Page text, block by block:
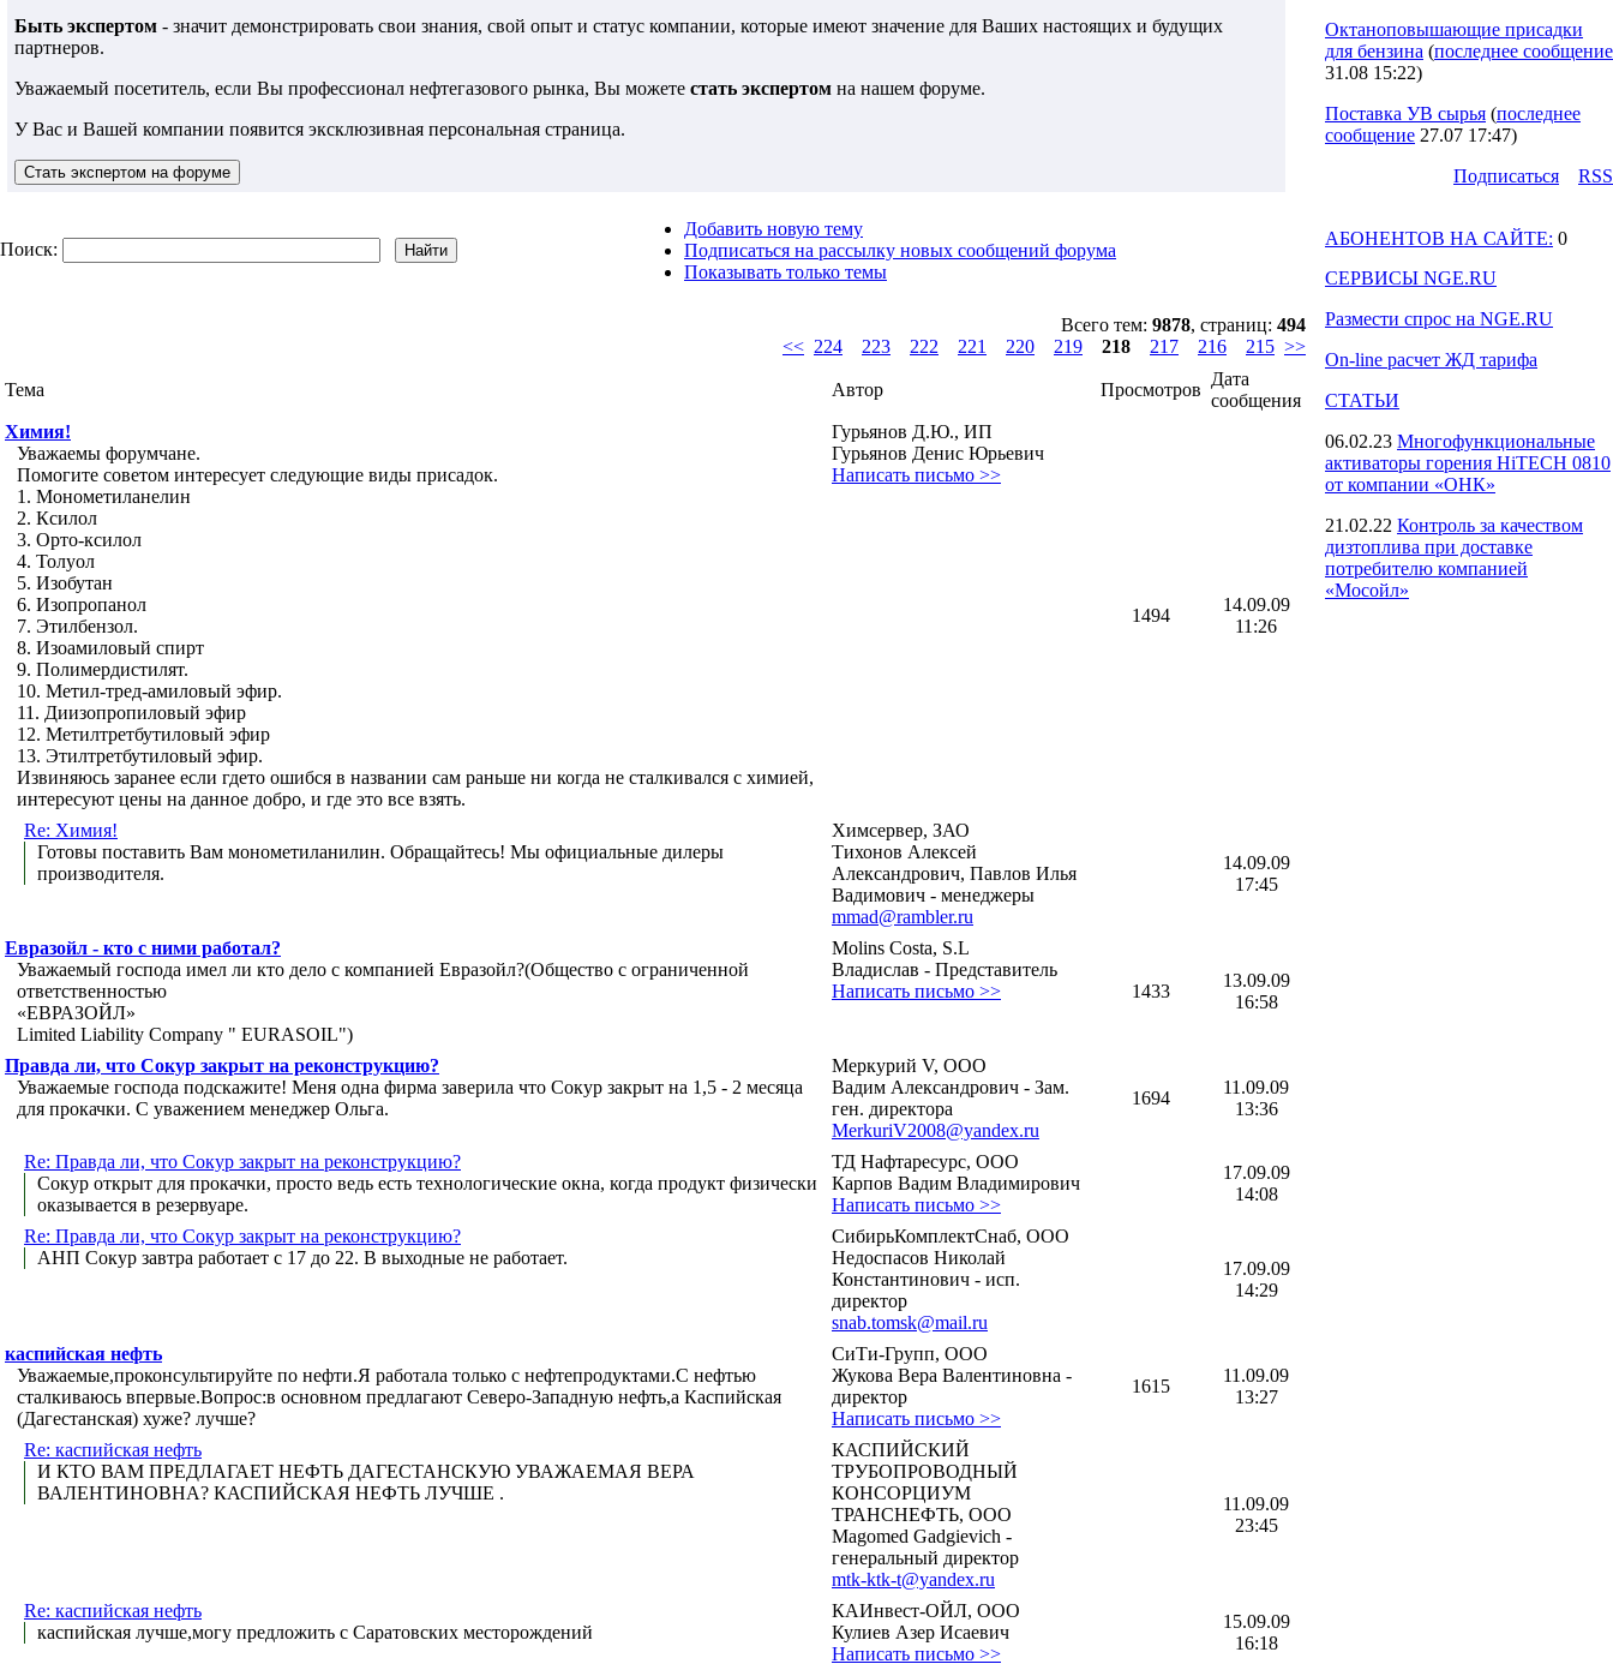
Быть экспертом - значит демонстрировать свои знания, свой опыт и статус компании, которые имеют значение для Ваших настоящих и будущих
партнеров.
Уважаемый посетитель, если Вы профессионал нефтегазового рынка, Вы можете стать экспертом на нашем форуме.
У Вас и Вашей компании появится эксклюзивная персональная страница.
Поиск:
Добавить новую тему
Подписаться на рассылку новых сообщений форума
Показывать только темы
Всего тем: 9878, страниц: 494
<< 224 223 222 221 220 219 218 217 216 215 >>
Тема Автор Просмотров
Дата
сообщения
Химия!
Уважаемы форумчане.
Помогите советом интересует следующие виды присадок.
1. Монометиланелин
2. Ксилол
3. Орто-ксилол
4. Толуол
5. Изобутан
6. Изопропанол
7. Этилбензол.
8. Изоамиловый спирт
9. Полимердистилят.
10. Метил-тред-амиловый эфир.
11. Диизопропиловый эфир
12. Метилтретбутиловый эфир
13. Этилтретбутиловый эфир.
Извиняюсь заранее если гдето ошибся в названии сам раньше ни когда не сталкивался с химией,
интересуют цены на данное добро, и где это все взять.
Гурьянов Д.Ю., ИП
Гурьянов Денис Юрьевич
Написать письмо >>
1494
14.09.09
11:26
Re: Химия!
Готовы поставить Вам монометиланилин. Обращайтесь! Мы официальные дилеры
производителя.
Химсервер, ЗАО
Тихонов Алексей
Александрович, Павлов Илья
Вадимович - менеджеры
mmad@rambler.ru
14.09.09
17:45
Евразойл - кто с ними работал?
Уважаемый господа имел ли кто дело с компанией Евразойл?(Общество с ограниченной
ответственностью
«ЕВРАЗОЙЛ»
Limited Liability Company " EURASOIL")
Molins Costa, S.L
Владислав - Представитель
Написать письмо >>
1433
13.09.09
16:58
Правда ли, что Сокур закрыт на реконструкцию?
Уважаемые господа подскажите! Меня одна фирма заверила что Сокур закрыт на 1,5 - 2 месяца
для прокачки. С уважением менеджер Ольга.
Меркурий V, ООО
Вадим Александрович - Зам.
ген. директора
MerkuriV2008@yandex.ru
1694
11.09.09
13:36
Re: Правда ли, что Сокур закрыт на реконструкцию?
Сокур открыт для прокачки, просто ведь есть технологические окна, когда продукт физически
оказывается в резервуаре.
ТД Нафтаресурс, ООО
Карпов Вадим Владимирович
Написать письмо >>
17.09.09
14:08
Re: Правда ли, что Сокур закрыт на реконструкцию?
АНП Сокур завтра работает с 17 до 22. В выходные не работает.
СибирьКомплектСнаб, ООО
Недоспасов Николай
Константинович - исп.
директор
snab.tomsk@mail.ru
17.09.09
14:29
каспийская нефть
Уважаемые,проконсультируйте по нефти.Я работала только с нефтепродуктами.С нефтью
сталкиваюсь впервые.Вопрос:в основном предлагают Северо-Западную нефть,а Каспийская
(Дагестанская) хуже? лучше?
СиТи-Групп, ООО
Жукова Вера Валентиновна -
директор
Написать письмо >>
1615
11.09.09
13:27
Re: каспийская нефть
И КТО ВАМ ПРЕДЛАГАЕТ НЕФТЬ ДАГЕСТАНСКУЮ УВАЖАЕМАЯ ВЕРА
ВАЛЕНТИНОВНА? КАСПИЙСКАЯ НЕФТЬ ЛУЧШЕ .
КАСПИЙСКИЙ
ТРУБОПРОВОДНЫЙ
КОНСОРЦИУМ
ТРАНСНЕФТЬ, ООО
Magomed Gadgievich -
генеральный директор
mtk-ktk-t@yandex.ru
11.09.09
23:45
Re: каспийская нефть
каспийская лучше,могу предложить с Саратовских месторождений
КАИнвест-ОЙЛ, ООО
Кулиев Азер Исаевич
Написать письмо >>
15.09.09
16:18
Октаноповышающие присадки
для бензина (последнее сообщение
31.08 15:22)
Поставка УВ сырья (последнее
сообщение 27.07 17:47)
Подпиcаться
RSS
АБОНЕНТОВ НА САЙТЕ: 0
СЕРВИСЫ NGE.RU
Размести спрос на NGE.RU
On-line расчет ЖД тарифа
СТАТЬИ
06.02.23 Многофункциональные
активаторы горения HiTECH 0810
от компании «ОНК»
21.02.22 Контроль за качеством
дизтоплива при доставке
потребителю компанией
«Мосойл»